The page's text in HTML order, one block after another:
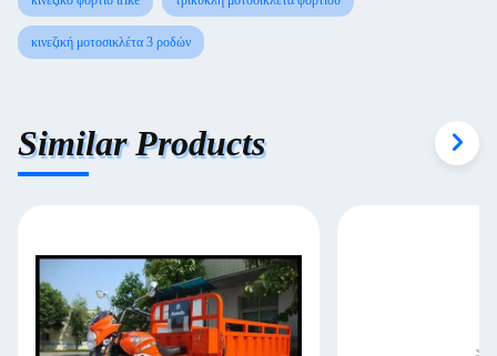
κινεζική μοτοσικλέτα 3 ροδών
Similar Products